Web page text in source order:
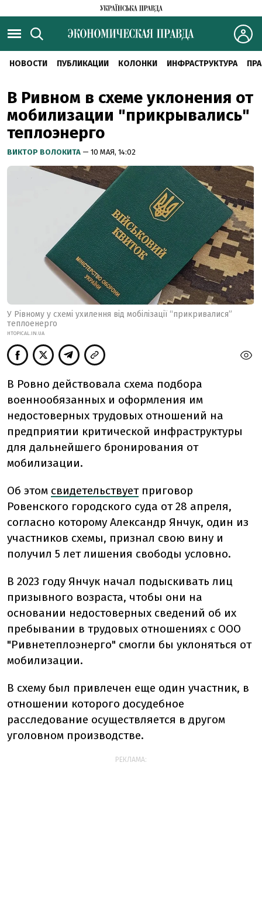
НОВОСТИ ПУБЛИКАЦИИ КОЛОНКИ ИНФРАСТРУКТУРА
В Ривном в схеме уклонения от
мобилизации "прикрывались"
теплоэнерго
ВИКТОР ВОЛОКИТА — 10 МАЯ, 14:02
У Рівному у схемі ухилення від мобілізації “прикривалися”
теплоенерго
HTOPICAL.IN.UA
В Ровно действовала схема подбора
военнообязанных и оформления им
недостоверных трудовых отношений на
предприятии критической инфраструктуры
для дальнейшего бронирования от
мобилизации.
Об этом свидетельствует приговор
Ровенского городского суда от 28 апреля,
согласно которому Александр Янчук, один из
участников схемы, признал свою вину и
получил 5 лет лишения свободы условно.
В 2023 году Янчук начал подыскивать лиц
призывного возраста, чтобы они на
основании недостоверных сведений об их
пребывании в трудовых отношениях с ООО
"Ривнетеплоэнерго" смогли бы уклоняться от
мобилизации.
В схему был привлечен еще один участник, в
отношении которого досудебное
расследование осуществляется в другом
уголовном производстве.
РЕКЛАМА: